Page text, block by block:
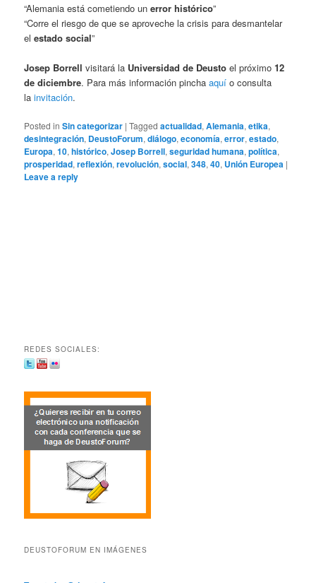
“Alemania está cometiendo unerror histórico”
“Corre el riesgo de que se aproveche la crisis para desmantelar
elestado social”
Josep Borrell visitará la Universidad de Deusto el próximo12
de diciembre. Para más información pinchaaquí o consulta
lainvitación.
Posted in Sin categorizar |Tagged actualidad,Alemania,etika,
desintegración, DeustoForum,diálogo,economía,error,estado,
Europa,10,histórico,Josep Borrell,seguridad humana,política,
prosperidad,reflexión,revolución,social,348,40, Unión Europea |
Leave a reply
REDES SOCIALES:
DEUSTOFORUM EN IMÁGENES